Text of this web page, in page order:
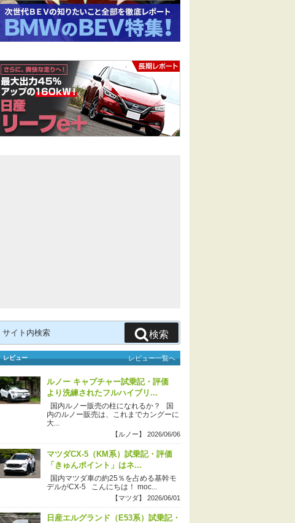
索:
検索
レビュー レビュー一覧へ
ルノー キャプチャー試乗記・評価
より洗練されたフルハイブリ...
国内ルノー販売の柱になれるか？ 国
内のルノー販売は、これまでカングーに
大...
【ルノー】 2026/06/06
マツダCX-5（KM系）試乗記・評価
「きゅんポイント」はネ...
国内マツダ車の約25％を占める基幹モ
デルがCX-5 こんにちは！ moc...
【マツダ】 2026/06/01
日産エルグランド（E53系）試乗記・